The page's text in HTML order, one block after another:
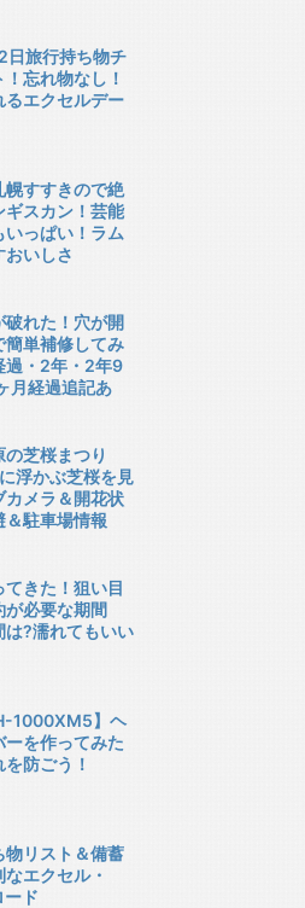
日旅行持ち物チ
忘れ物なし！
るエクセルデー
幌すすきので絶
ギスカン！芸能
いっぱい！ラム
おいしさ
破れた！穴が開
簡単補修してみ
過・2年・2年9
月経過追記あ
の芝桜まつり
浮かぶ芝桜を見
カメラ＆開花状
＆駐車場情報
きた！狙い目
が必要な期間
は?濡れてもいい
1000XM5】ヘ
ーを作ってみた
防ごう！
物リスト＆備蓄
エクセル・
ード